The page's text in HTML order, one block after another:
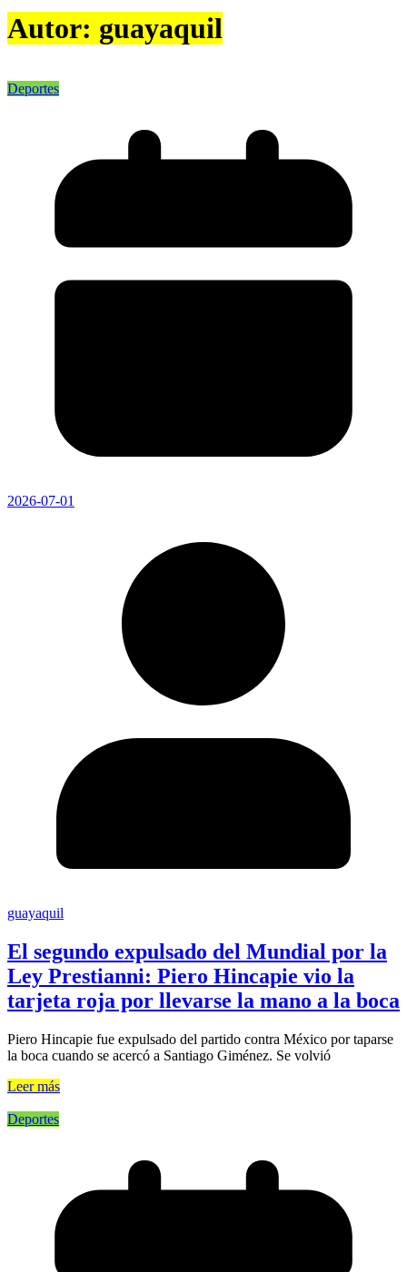
Autor: guayaquil
Deportes
2026-07-01
guayaquil
El segundo expulsado del Mundial por la
Ley Prestianni: Piero Hincapie vio la
tarjeta roja por llevarse la mano a la boca
Piero Hincapie fue expulsado del partido contra México por taparse
la boca cuando se acercó a Santiago Giménez. Se volvió
Leer más
Deportes